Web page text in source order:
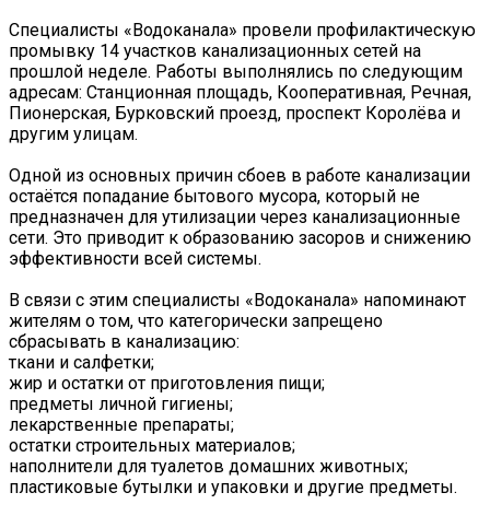
Специалисты «Водоканала» провели профилактическую
промывку 14 участков канализационных сетей на
прошлой неделе. Работы выполнялись по следующим
адресам: Станционная площадь, Кооперативная, Речная,
Пионерская, Бурковский проезд, проспект Королёва и
другим улицам.
Одной из основных причин сбоев в работе канализации
остаётся попадание бытового мусора, который не
предназначен для утилизации через канализационные
сети. Это приводит к образованию засоров и снижению
эффективности всей системы.
В связи с этим специалисты «Водоканала» напоминают
жителям о том, что категорически запрещено
сбрасывать в канализацию:
ткани и салфетки;
жир и остатки от приготовления пищи;
предметы личной гигиены;
лекарственные препараты;
остатки строительных материалов;
наполнители для туалетов домашних животных;
пластиковые бутылки и упаковки и другие предметы.